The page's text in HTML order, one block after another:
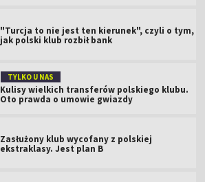
"Turcja to nie jest ten kierunek", czyli o tym,
jak polski klub rozbił bank
TYLKO U NAS
Kulisy wielkich transferów polskiego klubu.
Oto prawda o umowie gwiazdy
Zasłużony klub wycofany z polskiej
ekstraklasy. Jest plan B